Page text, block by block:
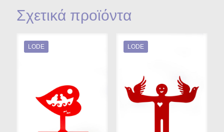
Σχετικά προϊόντα
LODE LODE